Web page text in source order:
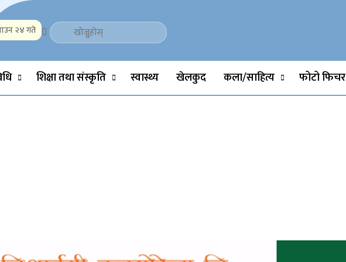
Science, Technology, Social, Media, Sports, Youth, Model Watch, Movies
२४ गते
शिक्षा तथा संस्कृति स्वास्थ्य खेलकुद कला/साहित्य फोटो फिचर